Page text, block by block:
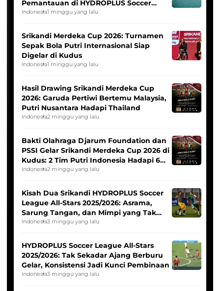
Pemantauan di HYDROPLUS Soccer
League
Indonesia1 minggu yang lalu
Srikandi Merdeka Cup 2026: Turnamen
Sepak Bola Putri Internasional Siap
Digelar di Kudus
Indonesia1 minggu yang lalu
Hasil Drawing Srikandi Merdeka Cup
2026: Garuda Pertiwi Bertemu Malaysia,
Putri Nusantara Hadapi Thailand
Indonesia2 minggu yang lalu
Bakti Olahraga Djarum Foundation dan
PSSI Gelar Srikandi Merdeka Cup 2026 di
Kudus: 2 Tim Putri Indonesia Hadapi 6
Tim Asia
Indonesia2 minggu yang lalu
Kisah Dua Srikandi HYDROPLUS Soccer
League All-Stars 2025/2026: Asrama,
Sarung Tangan, dan Mimpi yang Tak
Pernah Padam
Indonesia3 minggu yang lalu
HYDROPLUS Soccer League All-Stars
2025/2026: Tak Sekadar Ajang Berburu
Gelar, Konsistensi Jadi Kunci Pembinaan
Indonesia3 minggu yang lalu